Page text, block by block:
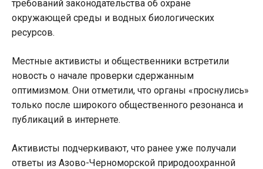
требований законодательства об охране
окружающей среды и водных биологических
ресурсов.
Местные активисты и общественники встретили
новость о начале проверки сдержанным
оптимизмом. Они отметили, что органы «проснулись»
только после широкого общественного резонанса и
публикаций в интернете.
Активисты подчеркивают, что ранее уже получали
ответы из Азово-Черноморской природоохранной